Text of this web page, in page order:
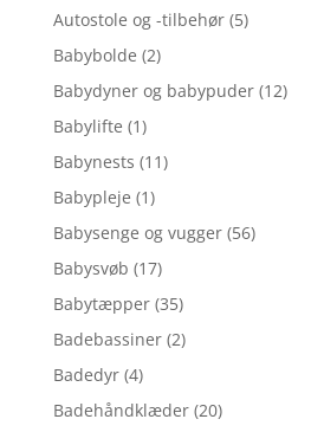
Autostole og -tilbehør (5)
Babybolde (2)
Babydyner og babypuder (12)
Babylifte (1)
Babynests (11)
Babypleje (1)
Babysenge og vugger (56)
Babysvøb (17)
Babytæpper (35)
Badebassiner (2)
Badedyr (4)
Badehåndklæder (20)